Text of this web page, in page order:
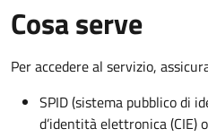
Cosa serve
Per accedere al servizio,
SPID (sistema pubblico di
d’identità elettronica (CIE)